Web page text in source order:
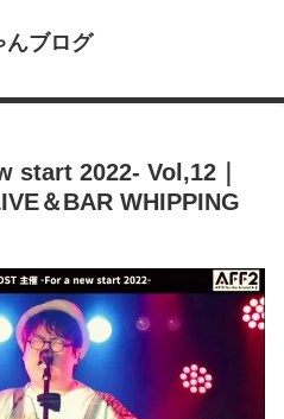
んブログ
start 2022- Vol,12｜
＆BAR WHIPPING